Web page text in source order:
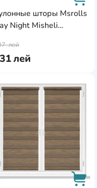
шторы Msrolls
Night Misheli
лей
лей